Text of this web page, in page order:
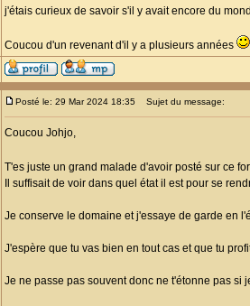
j'étais curieux de savoir s'il y avait encore du
Coucou d'un revenant d'il y a plusieurs années
Posté le: 29 Mar 2024 18:35 Sujet du message:
Coucou Johjo,
T'es juste un grand malade d'avoir posté sur ce
Il suffisait de voir dans quel état il est pour se
Je conserve le domaine et j'essaye de garde en
J'espère que tu vas bien en tout cas et que tu
Je ne passe pas souvent donc ne t'étonne pas si